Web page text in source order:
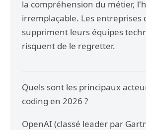
la compréhension du métier,
irremplaçable. Les entreprises
suppriment leurs équipes
risquent de le regretter.
Quels sont les principaux
coding en 2026 ?
OpenAI (classé leader par